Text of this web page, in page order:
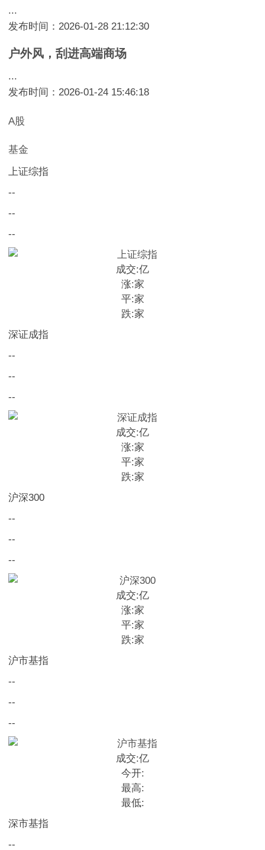
...
发布时间：2026-01-28 21:12:30
户外风，刮进高端商场
...
发布时间：2026-01-24 15:46:18
A股
基金
上证综指
--
--
--
成交:亿
涨:家
平:家
跌:家
深证成指
--
--
--
成交:亿
涨:家
平:家
跌:家
沪深300
--
--
--
成交:亿
涨:家
平:家
跌:家
沪市基指
--
--
--
成交:亿
今开:
最高:
最低:
深市基指
--